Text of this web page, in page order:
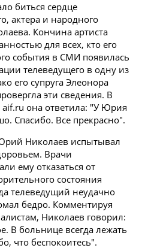
биться сердце
актера и народного
Кончина артиста
для всех, кто его
события в СМИ появилась
телеведущего в одну из
его супруга Элеонора
эти сведения. В
aif.ru она ответила: "У Юрия
Спасибо. Все прекрасно".
Николаев испытывал
Врачи
ему отказаться от
состояния
телеведущий неудачно
бедро. Комментируя
Николаев говорил:
В больнице всегда лежать
что беспокоитесь".